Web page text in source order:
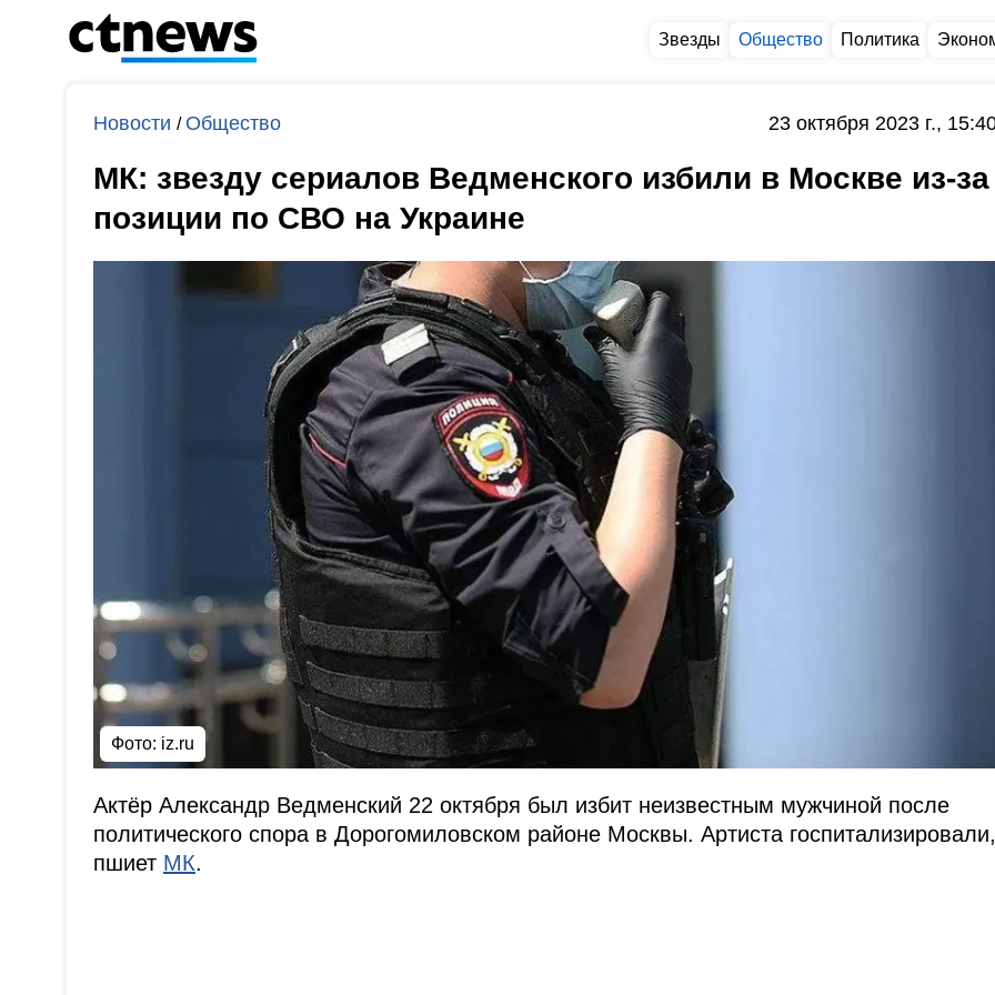
Звезды Общество Политика
Новости /Общество 23 октября 2023 г.,
МК: звезду сериалов Ведменского избили в Москве из-за
позиции по СВО на Украине
Фото: iz.ru
Актёр Александр Ведменский 22 октября был избит неизвестным мужчиной после
политического спора в Дорогомиловском районе Москвы. Артиста госпитализировали,
пшиет МК.